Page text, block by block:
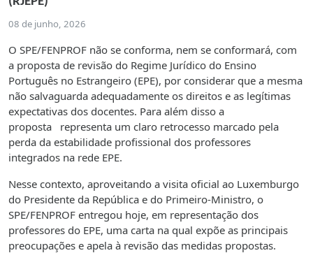
08 de junho, 2026
O SPE/FENPROF não se conforma, nem se conformará, com
a proposta de revisão do Regime Jurídico do Ensino
Português no Estrangeiro (EPE), por considerar que a mesma
não salvaguarda adequadamente os direitos e as legítimas
expectativas dos docentes. Para além disso a
proposta representa um claro retrocesso marcado pela
perda da estabilidade profissional dos professores
integrados na rede EPE.
Nesse contexto, aproveitando a visita oficial ao Luxemburgo
do Presidente da República e do Primeiro-Ministro, o
SPE/FENPROF entregou hoje, em representação dos
professores do EPE, uma carta na qual expõe as principais
preocupações e apela à revisão das medidas propostas.